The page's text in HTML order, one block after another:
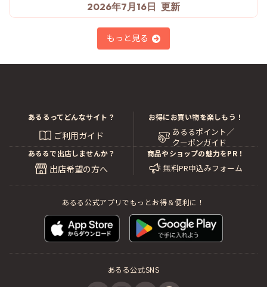
2026年7月16日
もっと見る
あるるってどんなサイト？
ご利用ガイド
お得にお買い物を楽しもう！
あるるポイント／
クーポンガイド
あるるで出店しませんか？
出店希望の方へ
商品やショップの魅力をPR！
無料PR申込みフォーム
あるる公式アプリでもっとお得＆便利に！
あるる公式SNS